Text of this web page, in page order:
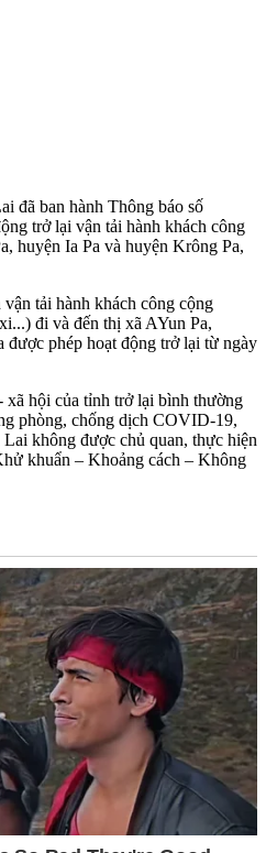
đã ban hành Thông báo số
trở lại vận tải hành khách công
huyện Ia Pa và huyện Krông Pa,
tải hành khách công cộng
đi và đến thị xã AYun Pa,
được phép hoạt động trở lại từ ngày
xã hội của tỉnh trở lại bình thường
phòng, chống dịch COVID-19,
không được chủ quan, thực hiện
khuẩn – Khoảng cách – Không